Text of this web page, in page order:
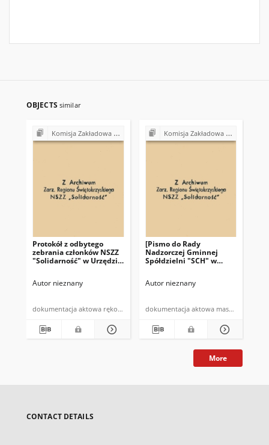
OBJECTS similar
Komisja Zakładowa NSZZ "Solidarność" przy Urzędzie Gminy w Bodzentynie
Protokół z odbytego
zebrania członków NSZZ
"Solidarność" w Urzędzie
Autor nieznany
dokumentacja aktowa rękopis
Komisja Zakładowa NSZZ "Solidarność" przy Urzędzie Gminy w Bodzentynie
[Pismo do Rady
Nadzorczej Gminnej
Spółdzielni "SCH" w
"Solidarność" w
Autor nieznany
dokumentacja aktowa maszynopis
More
CONTACT DETAILS